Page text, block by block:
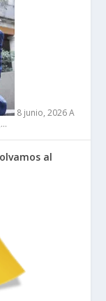
8 junio, 2026 A
al